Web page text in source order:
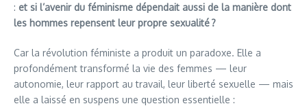
: et si l’avenir du féminisme dépendait aussi de la manière dont
les hommes repensent leur propre sexualité ?
Car la révolution féministe a produit un paradoxe. Elle a
profondément transformé la vie des femmes — leur
autonomie, leur rapport au travail, leur liberté sexuelle — mais
elle a laissé en suspens une question essentielle :